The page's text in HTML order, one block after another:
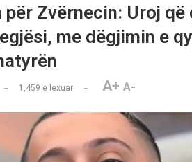
Zvërnecin: Uroj
me dëgjimin e
1,459 e lexuar A+ A-